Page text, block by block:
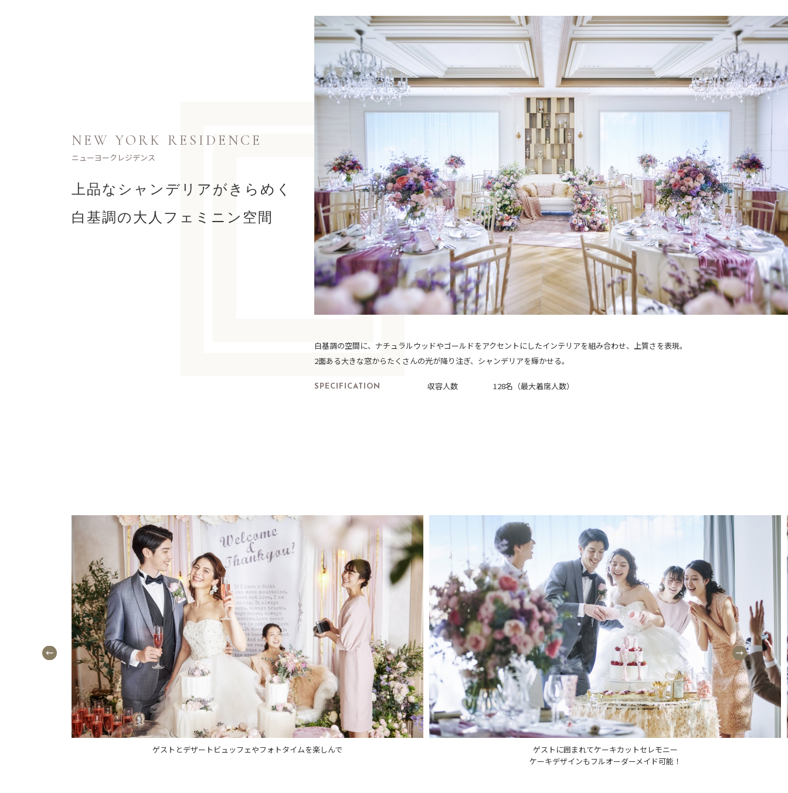
NEW YORK RESIDENCE
ニューヨークレジデンス
上品なシャンデリアがきらめく
白基調の大人フェミニン空間
白基調の空間に、ナチュラルウッドやゴールドをアクセントにしたインテリアを組み合わせ、上質さを表現。
2面ある大きな窓からたくさんの光が降り注ぎ、シャンデリアを輝かせる。
SPECIFICATION 収容人数 128名（最大着席人数）
ゲストに囲まれてケーキカットセレモニー
パーティ会場隣接のホワイエは彩り美しい花々でアレンジされている